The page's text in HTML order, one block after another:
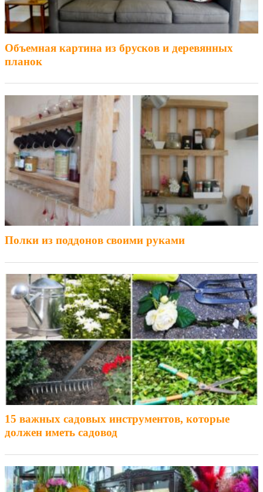
Объемная картина из брусков и деревянных
планок
Полки из поддонов своими руками
15 важных садовых инструментов, которые
должен иметь садовод